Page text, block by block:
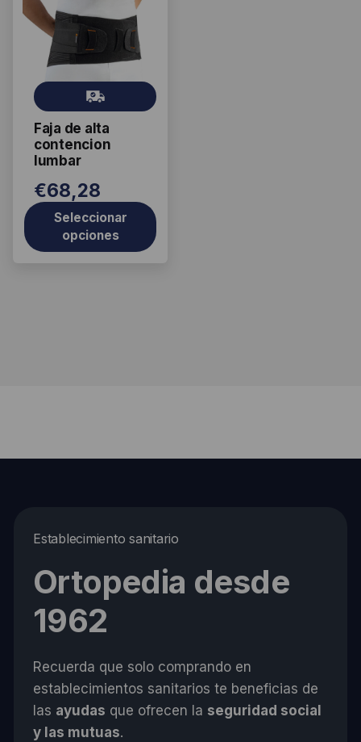
Faja de alta
contencion
lumbar
Gr
ati
s
€68,28
Seleccionar
opciones
tiene
múltiples
variantes.
opciones
pueden
elegir
página
de
Establecimiento sanitario
Ortopedia desde
1962
Recuerda que solo comprando en
establecimientos sanitarios te beneficias de
las ayudas que ofrecen la seguridad social
y las mutuas.